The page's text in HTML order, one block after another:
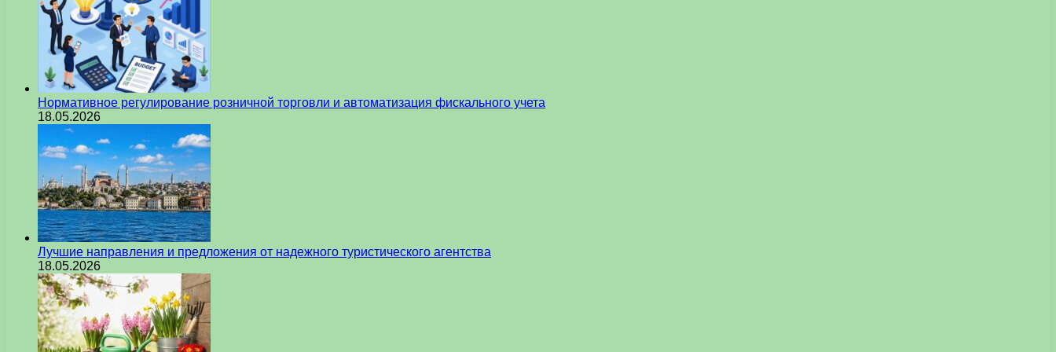
Нормативное регулирование розничной торговли и автоматизация фискального учета
18.05.2026
Лучшие направления и предложения от надежного туристического агентства
18.05.2026